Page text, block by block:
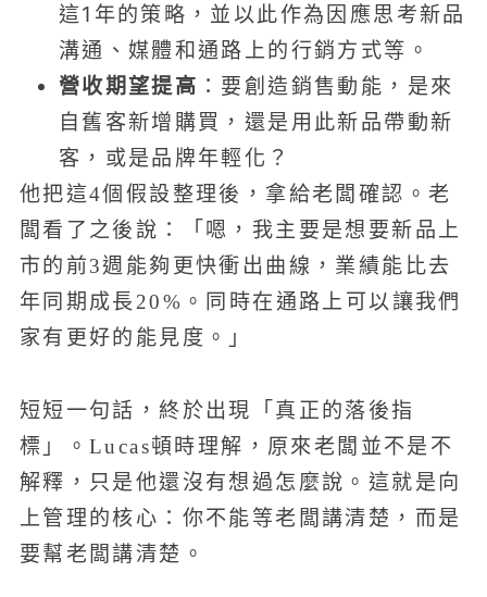
這1年的策略，並以此作為因應思考新品
溝通、媒體和通路上的行銷方式等。
營收期望提高 ：要創造銷售動能，是來
自舊客新增購買，還是用此新品帶動新
客，或是品牌年輕化？
他把這4個假設整理後，拿給老闆確認。老
闆看了之後說：「嗯，我主要是想要新品上
市的前3週能夠更快衝出曲線，業績能比去
年同期成長20%。同時在通路上可以讓我們
家有更好的能見度。」
短短一句話，終於出現「真正的落後指
標」。Lucas頓時理解，原來老闆並不是不
解釋，只是他還沒有想過怎麼說。這就是向
上管理的核心：你不能等老闆講清楚，而是
要幫老闆講清楚。